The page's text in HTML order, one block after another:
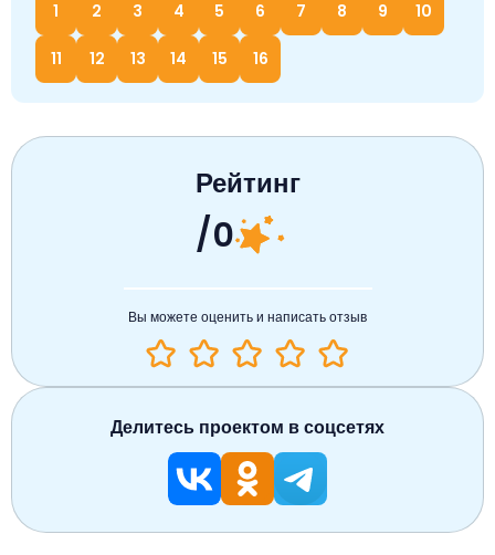
1 2 3 4 5 6 7 8 9 10
11 12 13 14 15 16
Рейтинг
/0
Вы можете оценить и написать отзыв
Делитесь проектом в соцсетях